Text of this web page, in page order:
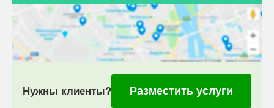
Нужны клиенты? Разместить услуги